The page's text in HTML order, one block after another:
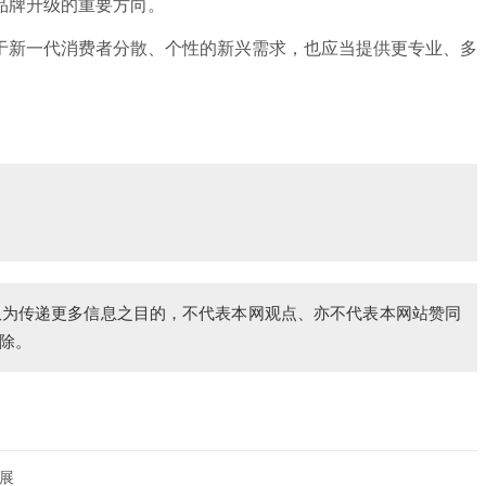
升级的重要方向。
代消费者分散、个性的新兴需求，也应当提供更专业、多
传递更多信息之目的，不代表本网观点、亦不代表本网站赞同
。